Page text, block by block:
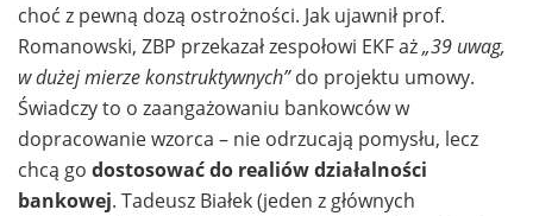
choć z pewną dozą ostrożności. Jak ujawnił prof.
Romanowski, ZBP przekazał zespołowi EKF aż„39 uwag,
w dużej mierze konstruktywnych”do projektu umowy.
Świadczy to o zaangażowaniu bankowców w
dopracowanie wzorca – nie odrzucają pomysłu, lecz
chcą go dostosować do realiów działalności
bankowej. Tadeusz Białek (jeden z głównych